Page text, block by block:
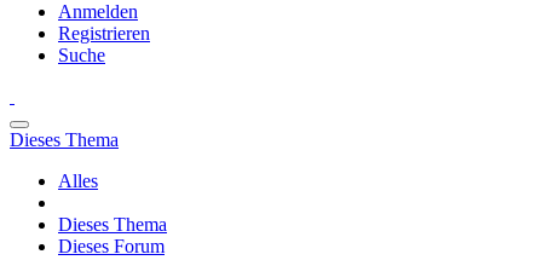
Anmelden
Registrieren
Suche
Dieses Thema
Alles
Dieses Thema
Dieses Forum